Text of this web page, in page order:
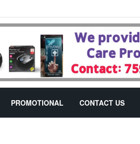
PROMOTIONAL CONTACT US